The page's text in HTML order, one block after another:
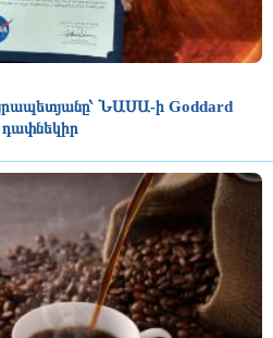
ՆԱՍԱ-ի Goddard
դափնեկիր